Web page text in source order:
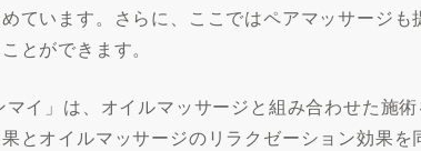
ています。さらに、ここではペアマッサージも
とができます。
イ」は、オイルマッサージと組み合わせた施
とオイルマッサージのリラクゼーション効果を